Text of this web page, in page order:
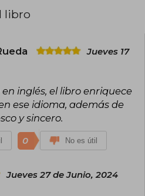
ciudad fundó la sucursal de
los Obama viven en Washington
hijas, Malia y Sasha.
libro
Jueves 17
inglés, el libro enriquece
ese idioma, además de
y sincero.
0 No es útil
Jueves 27 de Junio, 2024